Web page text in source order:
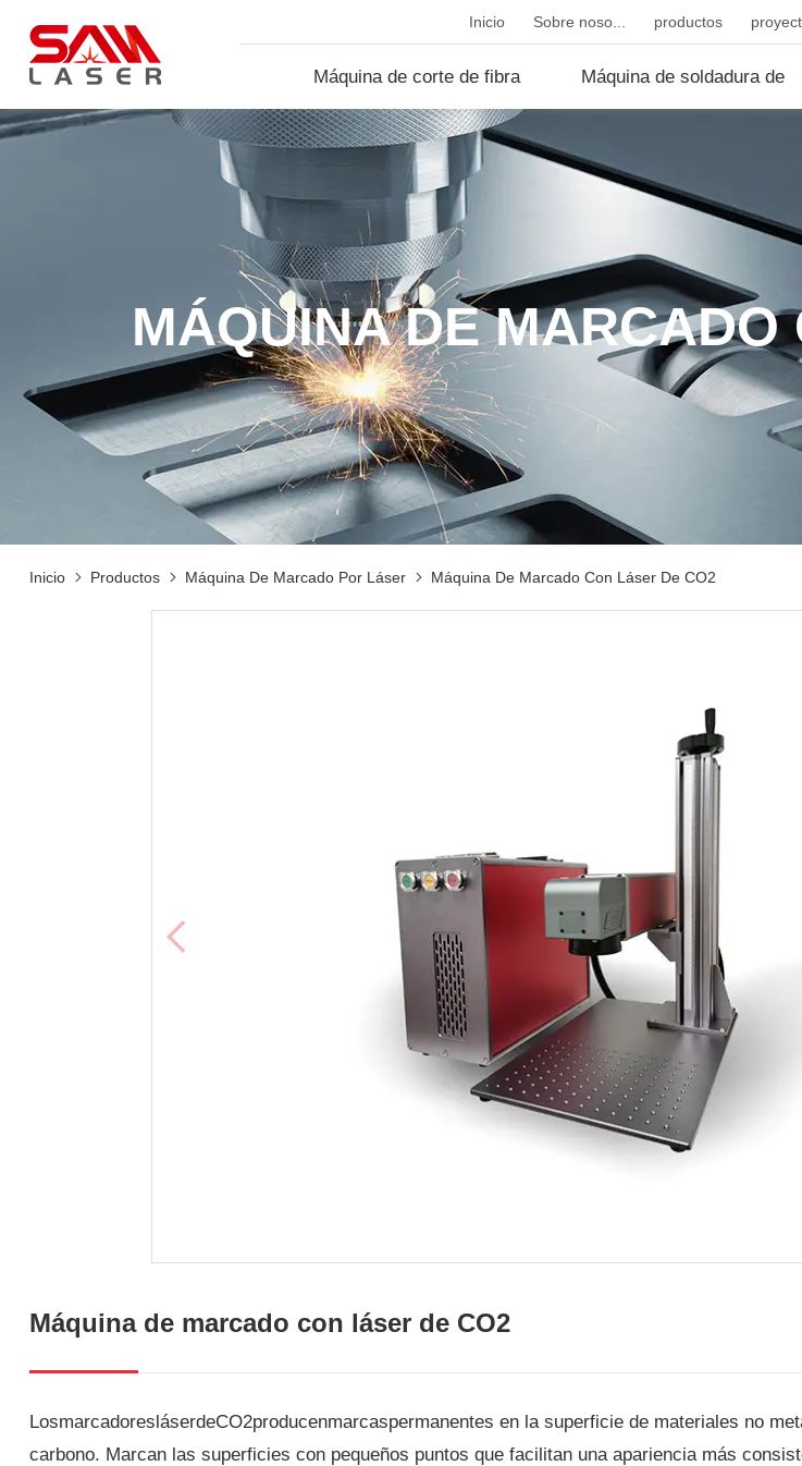
Inicio Sobre noso... productos
Máquina de corte de fibra
lá...
Máquina de soldadura de
MÁQUINA DE
Inicio Productos Máquina De Marcado Por Láser Máquina De Marcado Con Láser De CO2
Máquina de marcado con láser de CO2
LosmarcadoresláserdeCO2producenmarcaspermanentes en la superficie de materiales no
carbono. Marcan las superficies con pequeños puntos que facilitan una apariencia más